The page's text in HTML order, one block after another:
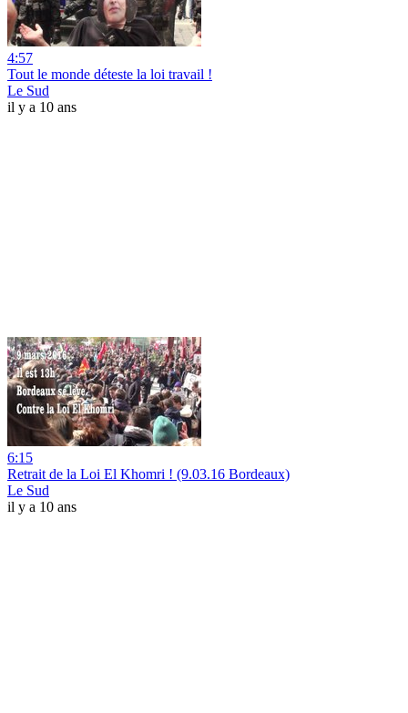
4:57
Tout le monde déteste la loi travail !
Le Sud
il y a 10 ans
6:15
Retrait de la Loi El Khomri ! (9.03.16 Bordeaux)
Le Sud
il y a 10 ans